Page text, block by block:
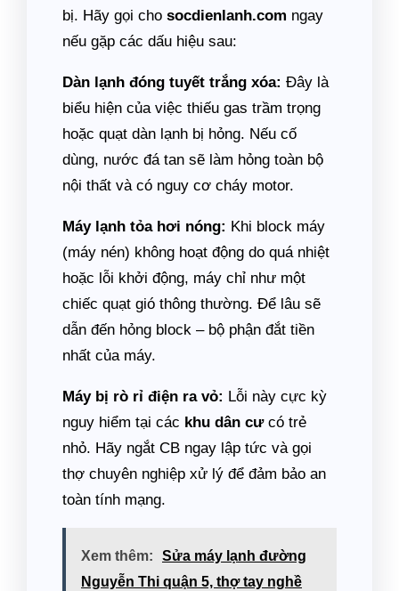
bị. Hãy gọi cho socdienlanh.com ngay
nếu gặp các dấu hiệu sau:
Dàn lạnh đóng tuyết trắng xóa: Đây là
biểu hiện của việc thiếu gas trầm trọng
hoặc quạt dàn lạnh bị hỏng. Nếu cố
dùng, nước đá tan sẽ làm hỏng toàn bộ
nội thất và có nguy cơ cháy motor.
Máy lạnh tỏa hơi nóng: Khi block máy
(máy nén) không hoạt động do quá nhiệt
hoặc lỗi khởi động, máy chỉ như một
chiếc quạt gió thông thường. Để lâu sẽ
dẫn đến hỏng block – bộ phận đắt tiền
nhất của máy.
Máy bị rò rỉ điện ra vỏ: Lỗi này cực kỳ
nguy hiểm tại các khu dân cưcó trẻ
nhỏ. Hãy ngắt CB ngay lập tức và gọi
thợ chuyên nghiệp xử lý để đảm bảo an
toàn tính mạng.
Xem thêm:
Sửa máy lạnh đường
Nguyễn Thi quận 5, thợ tay nghề